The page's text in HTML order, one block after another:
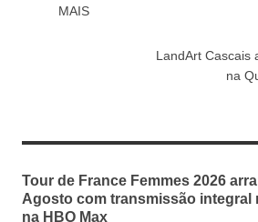
MAIS
LandArt Cascais
na
Tour de France Femmes 2026
Agosto com transmissão integral
na HBO Max